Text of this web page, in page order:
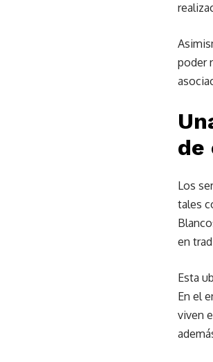
poder
de
Los
tales
en
Esta
En el
viven